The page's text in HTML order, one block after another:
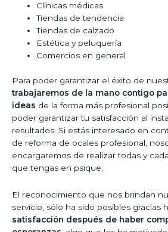
Clínicas médicas
Tiendas de tendencia
Tiendas de calzado
Estética y peluquería
Comercios en general
Para poder garantizar el éxito de
trabajaremos de la mano contigo
ideas de la forma más profesional
poder garantizar tu satisfacción al
resultados. Si estás interesado en
de reforma de ocales profesional,
encargaremos de realizar todas y
que tengas en psique.
El reconocimiento que nos brindan
servicio, sólo ha sido posibles gracias
satisfacción después de haber